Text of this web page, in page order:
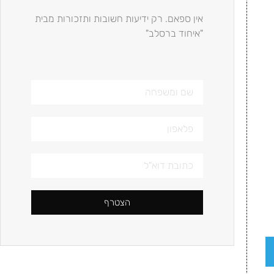
אין ספאם. רק ידיעות חשובות ותזכורות מבית
"איחוד ברסלב"
הצטרף